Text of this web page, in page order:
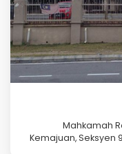
Mahkamah
Kemajuan, Seksyen